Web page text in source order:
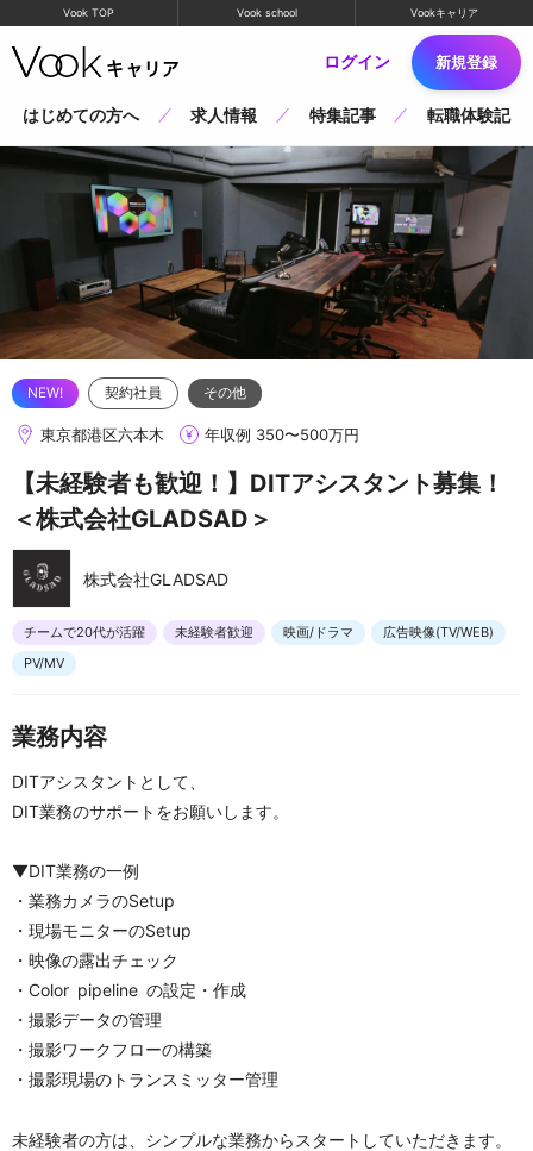
Vook TOP Vook school Vookキャリア
ログイン 新規登録
はじめての方へ 求人情報 特集記事 転職体験記
契約社員 その他
東京都港区六本木 年収例 350〜500万円
【未経験者も歓迎！】DITアシスタント募集！
＜株式会社GLADSAD＞
株式会社GLADSAD
チームで20代が活躍 未経験者歓迎 映画/ドラマ
広告映像(TV/WEB)
PV/MV
業務内容
DITアシスタントとして、
DIT業務のサポートをお願いします。
▼DIT業務の一例
・業務カメラのSetup
・現場モニターのSetup
・映像の露出チェック
・Color pipeline の設定・作成
・撮影データの管理
・撮影ワークフローの構築
・撮影現場のトランスミッター管理
未経験者の方は、シンプルな業務からスタートしていただきます。